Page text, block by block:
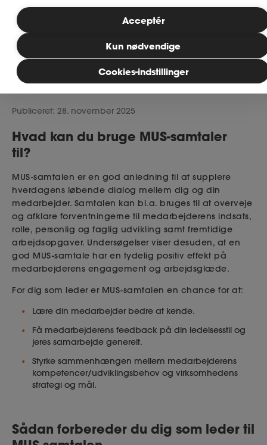
Bliv medlem
MitAse
Ase Selvstændig
Dokumenter.dk
begge parter er engagerede, kan den
skabe klarhed, motivation og konkrete
aftaler, der gør en forskel i hverdagen.
Læsetid: 3 minutter
Publiceret: 28. november 2025
Hvad kan du bruge MUS-samtaler
til?
MUS-samtalen er en god anledning til at supplere
hverdagens løbende dialog mellem dig og din
medarbejder. Samtalen kan bl.a. bruges til at overveje
og afklare forventningerne til medarbejderens indsats,
rolle, personlig og faglig udvikling samt fremtidige
arbejdsopgaver. Undersøgelser viser desuden, at en
god MUS-samtale har en tydelig positiv effekt på
medarbejderens engagement og arbejdsglæde.
For dig som leder er MUS-samtalen en chance for at:
Lære din medarbejder bedre at kende.
Få medarbejderens feedback på din ledelsesstil og
jeres samarbejde generelt.
Styrke sammenhængen mellem medarbejderens
kompetencer/udviklingsbehov og virksomhedens
strategi og mål.
Sådan forbereder du dig som leder til
Cookies-indstillinger
Kun nødvendige
Acceptér